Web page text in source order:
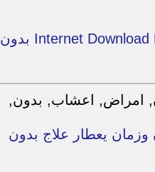
حصريا Internet Download Manager 6.18 Build 11 بدون
يعطار علاج بدون